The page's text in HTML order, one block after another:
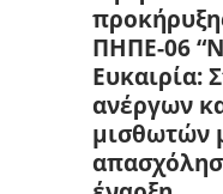
ΠΗΠΕ-06
Ευκαιρία:
ανέργων
μισθωτών